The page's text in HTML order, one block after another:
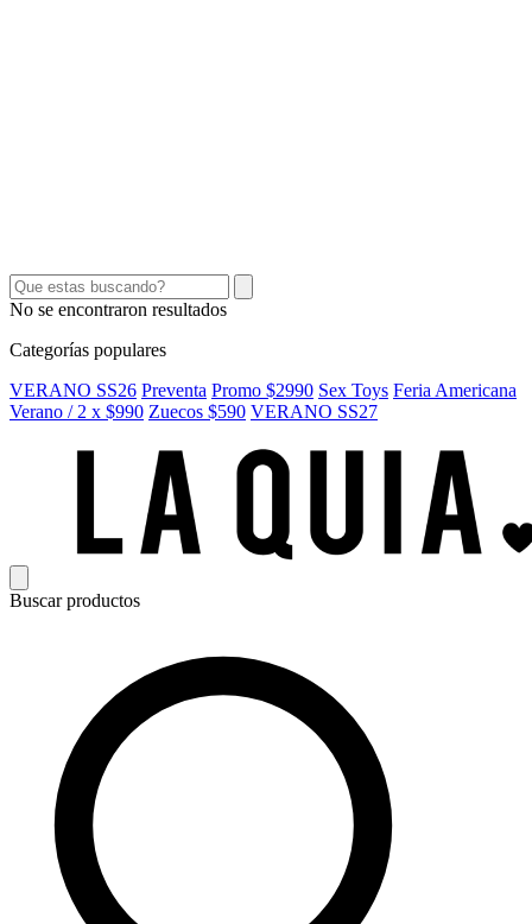
No se encontraron resultados
Categorías populares
VERANO SS26 Preventa Promo $2990 Sex Toys Feria Americana
Verano / 2 x $990 Zuecos $590 VERANO SS27
Buscar productos